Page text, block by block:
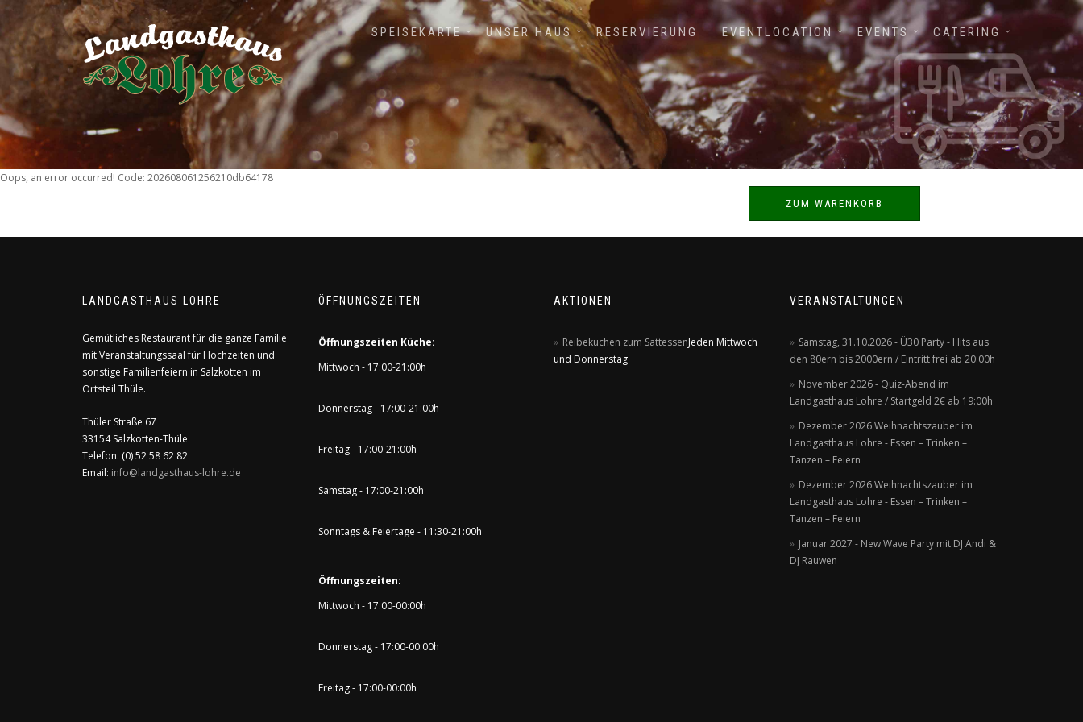
SPEISEKARTE UNSER HAUS RESERVIERUNG EVENTLOCATION EVENTS CATERING
Oops, an error occurred! Code: 202608061256210db64178
ZUM WARENKORB
LANDGASTHAUS LOHRE
Gemütliches Restaurant für die ganze Familie
mit Veranstaltungssaal für Hochzeiten und
sonstige Familienfeiern in Salzkotten im
Ortsteil Thüle.
Thüler Straße 67
33154 Salzkotten-Thüle
Telefon: (0) 52 58 62 82
Email: info@landgasthaus-lohre.de
ÖFFNUNGSZEITEN
Öffnungszeiten Küche:
Mittwoch - 17:00-21:00h
Donnerstag - 17:00-21:00h
Freitag - 17:00-21:00h
Samstag - 17:00-21:00h
Sonntags & Feiertage - 11:30-21:00h
Öffnungszeiten:
Mittwoch - 17:00-00:00h
Donnerstag - 17:00-00:00h
Freitag - 17:00-00:00h
AKTIONEN
Reibekuchen zum SattessenJeden Mittwoch
und Donnerstag
VERANSTALTUNGEN
Samstag, 31.10.2026 - Ü30 Party - Hits aus
den 80ern bis 2000ern / Eintritt frei ab 20:00h
November 2026 - Quiz-Abend im
Landgasthaus Lohre / Startgeld 2€ ab 19:00h
Dezember 2026 Weihnachtszauber im
Landgasthaus Lohre - Essen – Trinken –
Tanzen – Feiern
Dezember 2026 Weihnachtszauber im
Landgasthaus Lohre - Essen – Trinken –
Tanzen – Feiern
Januar 2027 - New Wave Party mit DJ Andi &
DJ Rauwen